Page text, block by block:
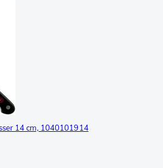
14 cm, 1040101914